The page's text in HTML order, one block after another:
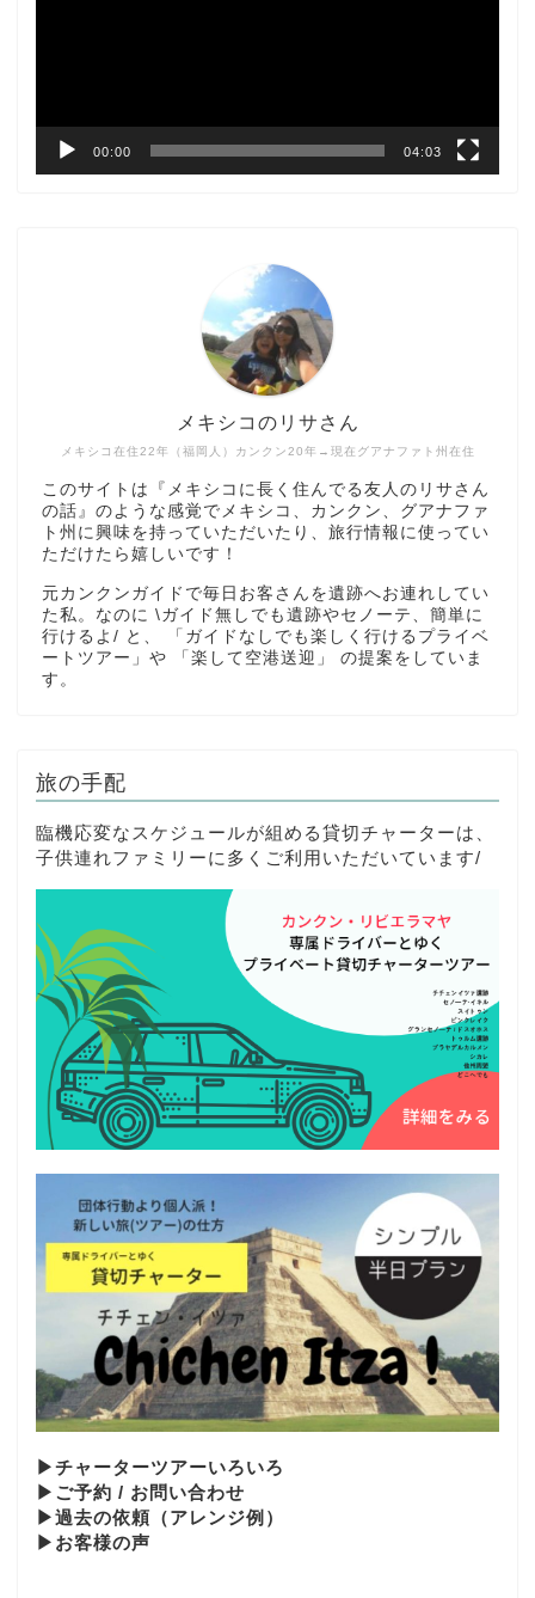
00:00 04:03
メキシコ在住22年（福岡人）カンクン20年→現在グアナファト州在住
メキシコのリサさん
このサイトは『メキシコに長く住んでる友人のリサさん
の話』のような感覚でメキシコ、カンクン、グアナファ
ト州に興味を持っていただいたり、旅行情報に使ってい
ただけたら嬉しいです！
元カンクンガイドで毎日お客さんを遺跡へお連れしてい
た私。なのに \ガイド無しでも遺跡やセノーテ、簡単に
行けるよ/ と、 「ガイドなしでも楽しく行けるプライベ
ートツアー」や 「楽して空港送迎」 の提案をしていま
す。
旅の手配
臨機応変なスケジュールが組める貸切チャーターは、
子供連れファミリーに多くご利用いただいています/
▶︎チャーターツアーいろいろ
▶︎ご予約 / お問い合わせ
▶︎過去の依頼（アレンジ例）
▶お客様の声